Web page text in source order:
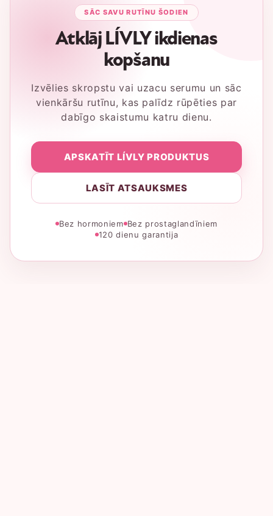
SĀC SAVU RUTĪNU ŠODIEN
Atklāj LÍVLY ikdienas
kopšanu
Izvēlies skropstu vai uzacu serumu un sāc
vienkāršu rutīnu, kas palīdz rūpēties par
dabīgo skaistumu katru dienu.
APSKATĪT LÍVLY PRODUKTUS
LASĪT ATSAUKSMES
Bez hormoniem Bez prostaglandīniem
120 dienu garantija